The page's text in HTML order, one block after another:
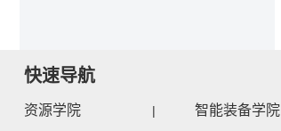
快速导航
资源学院 | 智能装备学院